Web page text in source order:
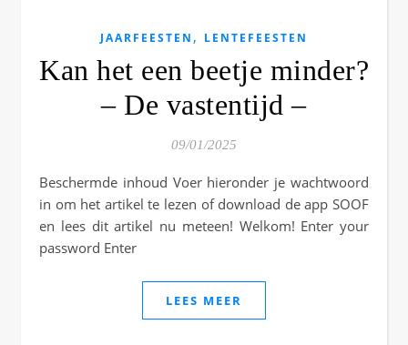
JAARFEESTEN , LENTEFEESTEN
Kan het een beetje minder?
– De vastentijd –
09/01/2025
Beschermde inhoud Voer hieronder je wachtwoord
in om het artikel te lezen of download de app SOOF
en lees dit artikel nu meteen! Welkom! Enter your
password Enter
LEES MEER